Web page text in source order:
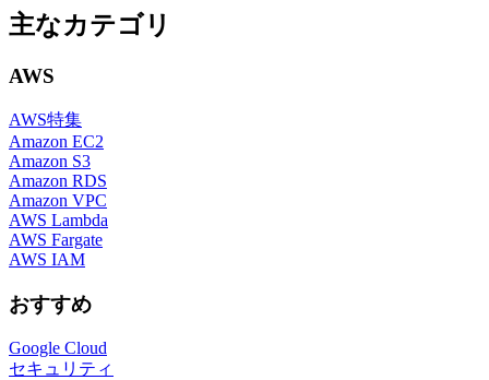
主なカテゴリ
AWS
AWS特集
Amazon EC2
Amazon S3
Amazon RDS
Amazon VPC
AWS Lambda
AWS Fargate
AWS IAM
おすすめ
Google Cloud
セキュリティ